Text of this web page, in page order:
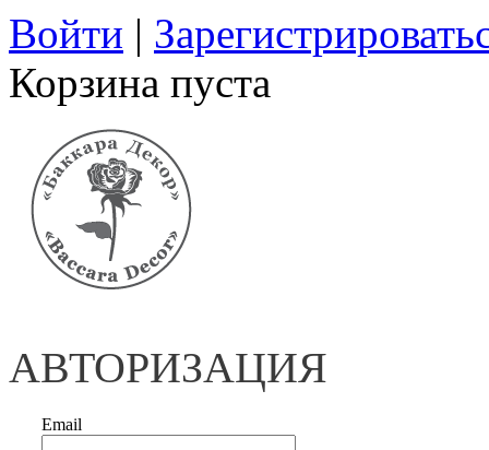
Войти |
Корзина пуста
АВТОРИЗАЦИЯ
Email